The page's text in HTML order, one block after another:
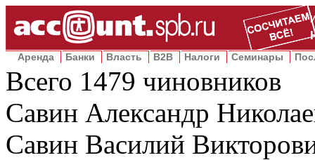
Аренда Банки Власть B2B Налоги Семинары
Всего 1479 чиновников
Савин Александр
Савин Василий